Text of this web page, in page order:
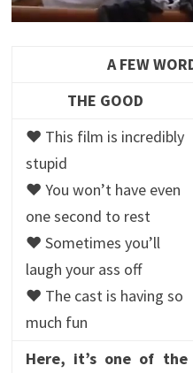
A FEW
THE GOOD
♥ This film is incredibly
stupid
♥ You won’t have even
one second to rest
♥ Sometimes you’ll
laugh your ass off
♥ The cast is having so
much fun
Here, it’s one of